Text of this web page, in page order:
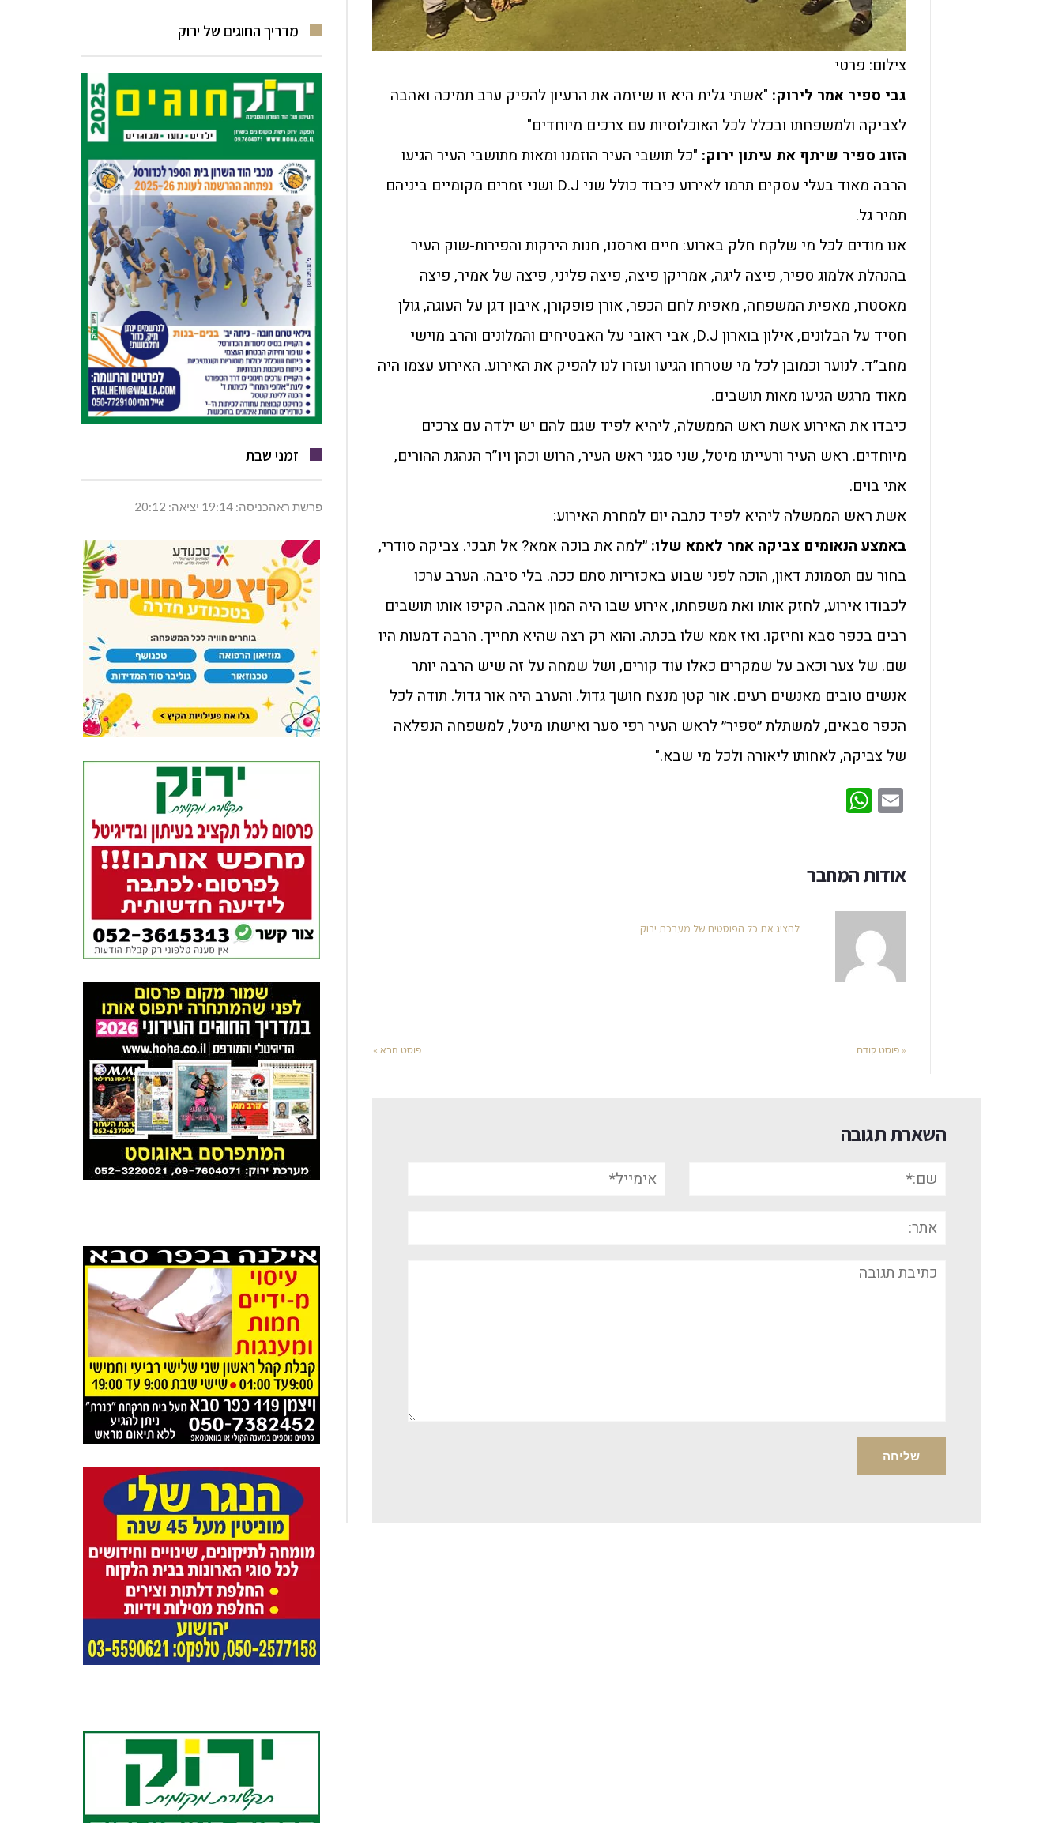
צילום: פרטי
גבי ספיר אמר לירוק: "אשתי גלית היא זו שיזמה את הרעיון להפיק ערב תמיכה ואהבה
לצביקה ולמשפחתו ובכלל לכל האוכלוסיות עם צרכים מיוחדים"
הזוג ספיר שיתף את עיתון ירוק: "כל תושבי העיר הוזמנו ומאות מתושבי העיר הגיעו
הרבה מאוד בעלי עסקים תרמו לאירוע כיבוד כולל שני D.J ושני זמרים מקומיים ביניהם
תמיר גל.
אנו מודים לכל מי שלקח חלק בארוע: חיים וארסנו, חנות הירקות והפירות-שוק העיר
בהנהלת אלמוג ספיר, פיצה ליגה, אמריקן פיצה, פיצה פליני, פיצה של אמיר, פיצה
מאסטרו, מאפית המשפחה, מאפית לחם הכפר, אורן פופקורן, איבון דגן על העוגה, גולן
חסיד על הבלונים, אילון בוארון D.J, אבי ראובי על האבטיחים והמלונים והרב מוישי
מחב”ד. לנוער וכמובן לכל מי שטרחו הגיעו ועזרו לנו להפיק את האירוע. האירוע עצמו היה
מאוד מרגש הגיעו מאות תושבים.
כיבדו את האירוע אשת ראש הממשלה, ליהיא לפיד שגם להם יש ילדה עם צרכים
מיוחדים. ראש העיר ורעייתו מיטל, שני סגני ראש העיר, הרוש וכהן ויו”ר הנהגת ההורים,
אתי בוים.
אשת ראש הממשלה ליהיא לפיד כתבה יום למחרת האירוע:
באמצע הנאומים צביקה אמר לאמא שלו: ״למה את בוכה אמא? אל תבכי. צביקה סודרי,
בחור עם תסמונת דאון, הוכה לפני שבוע באכזריות סתם ככה. בלי סיבה. הערב ערכו
לכבודו אירוע, לחזק אותו ואת משפחתו, אירוע שבו היה המון אהבה. הקיפו אותו תושבים
רבים בכפר סבא וחיזקו. ואז אמא שלו בכתה. והוא רק רצה שהיא תחייך. הרבה דמעות היו
שם. של צער וכאב על שמקרים כאלו עוד קורים, ושל שמחה על זה שיש הרבה יותר
אנשים טובים מאנשים רעים. אור קטן מנצח חושך גדול. והערב היה אור גדול. תודה לכל
הכפר סבאים, למשתלת ״ספיר״ לראש העיר רפי סער ואישתו מיטל, למשפחה הנפלאה
של צביקה, לאחותו ליאורה ולכל מי שבא."
Email
אודות המחבר
להציג את כל הפוסטים של מערכת ירוק
« פוסט קודם פוסט הבא »
השארת תגובה
אימייל*
תגובה
מדריך החוגים של ירוק
זמני שבת
פרשת ראהכניסה: 19:14 יציאה: 20:12